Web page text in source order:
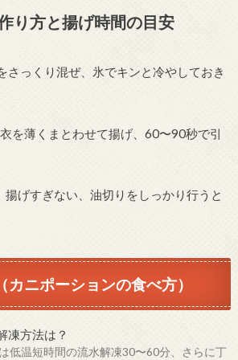
り方と揚げ時間の目安
さっくり混ぜ、氷でキンと冷やしておき
を薄くまとわせて揚げ、60〜90秒で引
揚げすぎない、油切りをしっかり行うと
カニポーションの食べ方）
凍方法は？
低温短時間の流水解凍30〜60分、さらに丁